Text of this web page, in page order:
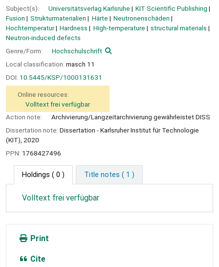
Subject(s):
Universitätsverlag Karlsruhe
KIT Scientific Publishing
Fusion
Strukturmaterialien Härte
Neutronenschäden
Hochtemperatur
Hardness High-temperature
structural materials
Neutron-induced defects
Genre/Form:
Hochschulschrift
Local classification: masch 11
DOI: 10.5445/KSP/1000131631
Online resources:
Volltext frei verfügbar
Action note:
Archivierung/Langzeitarchivierung gewährleistet DISS
Dissertation note: Dissertation - Karlsruher Institut für Technologie
(KIT), 2020
PPN: 1768427496
Holdings ( 0 ) Title notes ( 1 )
Volltext frei verfügbar
Print
Cite